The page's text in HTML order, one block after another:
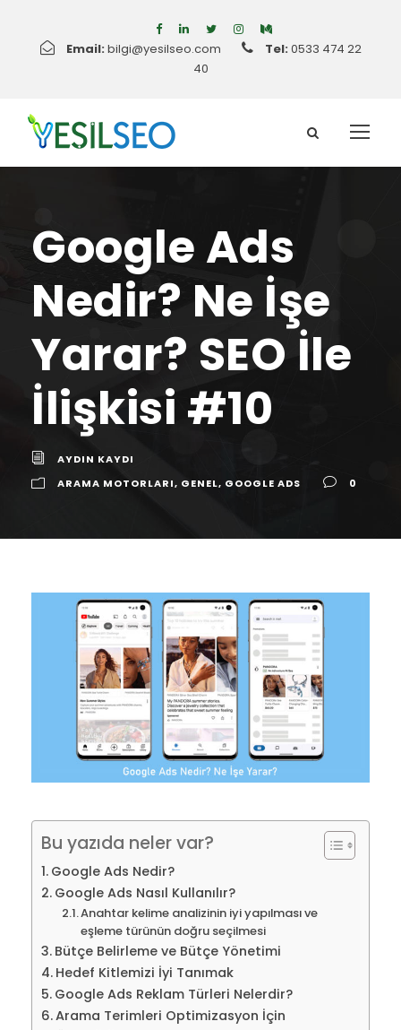
Email: bilgi@yesilseo.com Tel: 0533 474 22
40
Google Ads
Nedir? Ne İşe
Yarar? SEO İle
İlişkisi #10
AYDIN KAYDI
ARAMA MOTORLARI, GENEL, GOOGLE ADS 0
Bu yazıda neler var?
Google Ads Nedir?
Google Ads Nasıl Kullanılır?
Anahtar kelime analizinin iyi yapılması ve
eşleme türünün doğru seçilmesi
Bütçe Belirleme ve Bütçe Yönetimi
Hedef Kitlemizi İyi Tanımak
Google Ads Reklam Türleri Nelerdir?
Arama Terimleri Optimizasyon İçin